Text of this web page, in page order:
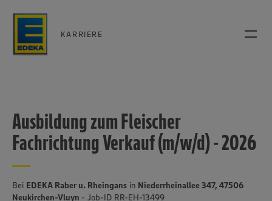
KARRIERE
Ausbildung zum Fleischer
Fachrichtung Verkauf (m/w/d) - 2026
Bei EDEKA Raber u. Rheingans in Niederrheinallee 347, 47506
Neukirchen-Vluyn - Job-ID RR-EH-13499